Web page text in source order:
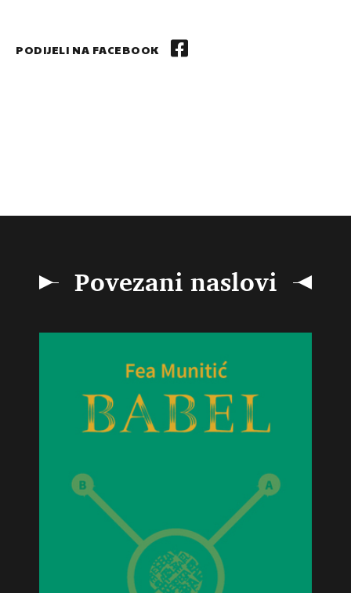
PODIJELI NA FACEBOOK
Povezani naslovi